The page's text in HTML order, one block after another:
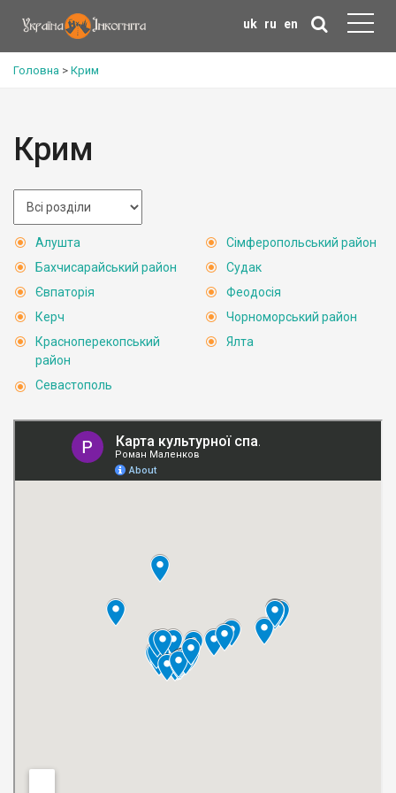
uk ru en
Головна > Крим
Крим
Алушта
Бахчисарайський район
Євпаторія
Керч
Красноперекопський
район
Севастополь
Сімферопольський район
Судак
Феодосія
Чорноморський район
Ялта